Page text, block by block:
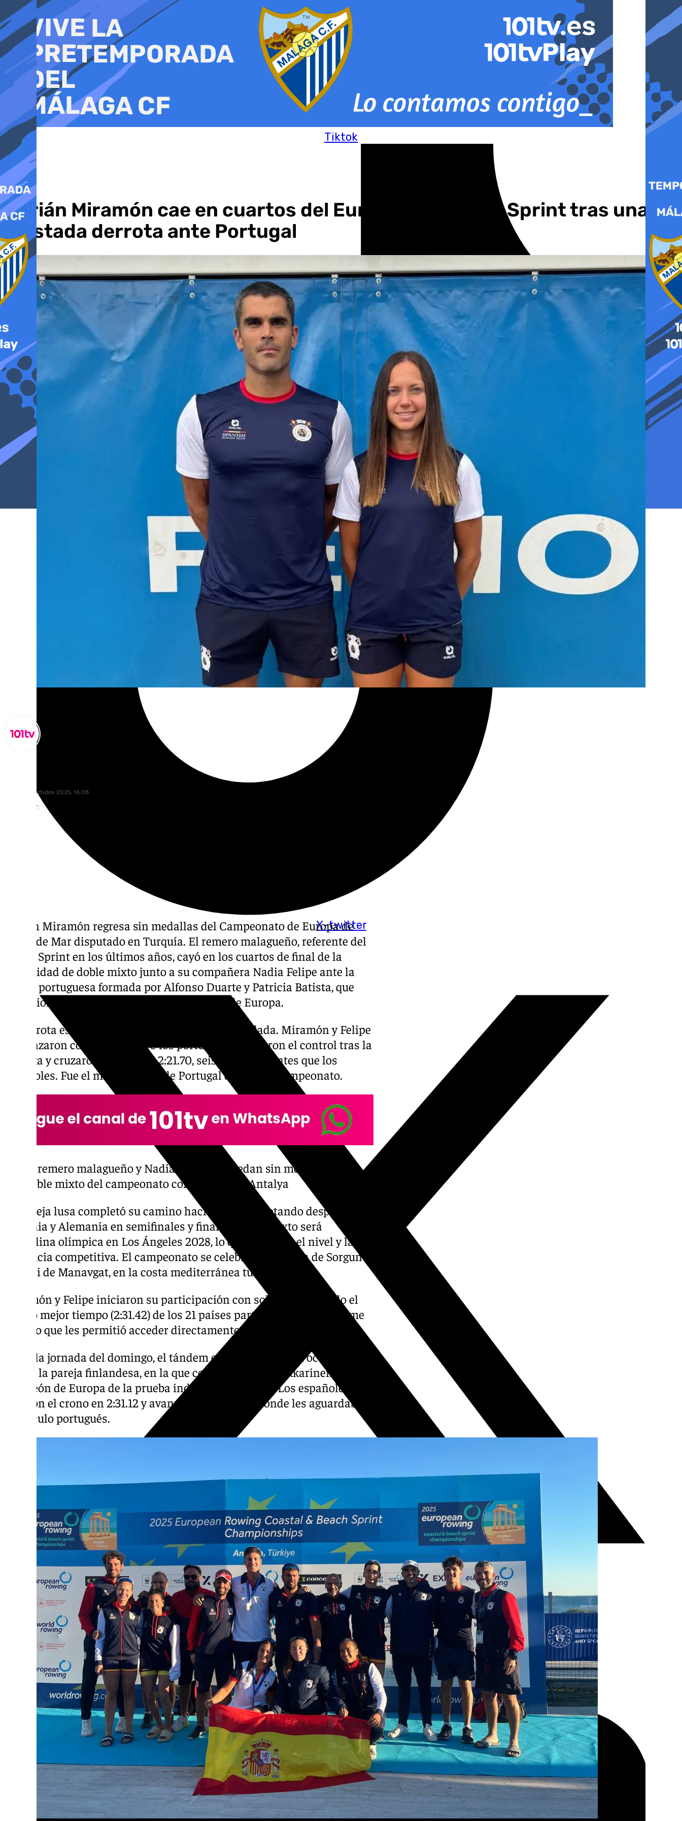
al
contenido
Tiktok
X-twitter
Youtube
Adrián Miramón cae en cuartos del Europeo de Beach Sprint tras una
ajustada derrota ante Portugal
martes, 14 octubre 2025, 16:08
Compartir:
Adrián Miramón regresa sin medallas del Campeonato de Europa de
Remo de Mar disputado en Turquía. El remero malagueño, referente del
Beach Sprint en los últimos años, cayó en los cuartos de final de la
modalidad de doble mixto junto a su compañera Nadia Felipe ante la
pareja portuguesa formada por Alfonso Duarte y Patricia Batista, que
posteriormente se proclamaron campeones de Europa.
La derrota española llegó en una regata muy igualada. Miramón y Felipe
comenzaron con ventaja, pero los portugueses tomaron el control tras la
ciaboga y cruzaron la meta en 2:21.70, seis segundos antes que los
españoles. Fue el mejor tiempo de Portugal en todo el campeonato.
El remero malagueño y Nadia Felipe se quedan sin medalla en el
doble mixto del campeonato continental de Antalya
La pareja lusa completó su camino hacia el oro derrotando después a
Lituania y Alemania en semifinales y final. El doble mixto será
disciplina olímpica en Los Ángeles 2028, lo que aumenta el nivel y la
exigencia competitiva. El campeonato se celebró en la playa de Sorgun-
Çamiçi de Manavgat, en la costa mediterránea turca.
Miramón y Felipe iniciaron su participación con solidez, marcando el
quinto mejor tiempo (2:31.42) de los 21 países participantes en los ‘time
trial’, lo que les permitió acceder directamente a la fase final.
Ya en la jornada del domingo, el tándem español superó en octavos de
final a la pareja finlandesa, en la que competía Joel Naukkarinen,
campeón de Europa de la prueba individual de fondo. Los españoles
pararon el crono en 2:31.12 y avanzaron a cuartos, donde les aguardaba el
obstáculo portugués.